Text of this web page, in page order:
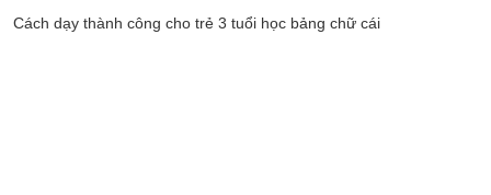
Cách dạy thành công cho trẻ 3 tuổi học bảng chữ cái